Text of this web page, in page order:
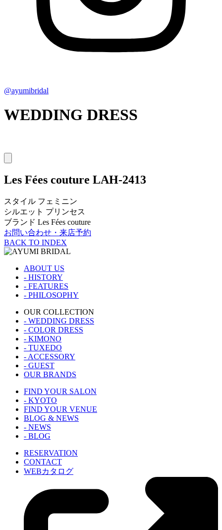
@ayumibridal
WEDDING DRESS
Les Fées couture LAH-2413
スタイル フェミニン
シルエット プリンセス
ブランド Les Fées couture
お問い合わせ・来店予約
BACK TO INDEX
ABOUT US
- HISTORY
- FEATURES
- PHILOSOPHY
OUR COLLECTION
- WEDDING DRESS
- COLOR DRESS
- KIMONO
- TUXEDO
- ACCESSORY
- GUEST
OUR BRANDS
FIND YOUR SALON
- KYOTO
FIND YOUR VENUE
BLOG & NEWS
- NEWS
- BLOG
RESERVATION
CONTACT
WEBカタログ